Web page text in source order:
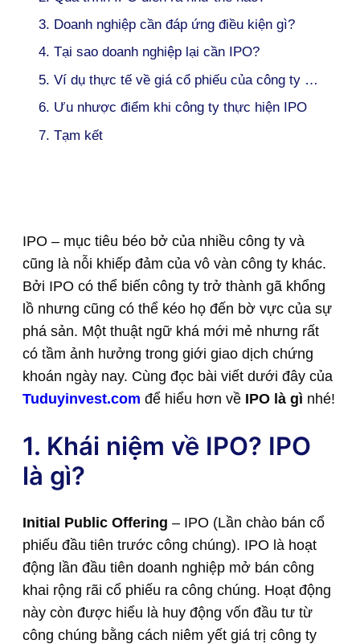
3. Doanh nghiệp cần đáp ứng điều kiện gì?
4. Tại sao doanh nghiệp lại cần IPO?
5. Ví dụ thực tế về giá cổ phiếu của công ty thực hiện IPO tại Mỹ
6. Ưu nhược điểm khi công ty thực hiện IPO
7. Tạm kết
IPO – mục tiêu béo bở của nhiều công ty và
cũng là nỗi khiếp đảm của vô vàn công ty khác.
Bởi IPO có thể biến công ty trở thành gã khổng
lồ nhưng cũng có thể kéo họ đến bờ vực của sự
phá sản. Một thuật ngữ khá mới mẻ nhưng rất
có tầm ảnh hưởng trong giới giao dịch chứng
khoán ngày nay. Cùng đọc bài viết dưới đây của
Tuduyinvest.com để hiểu hơn về IPO là gì nhé!
1. Khái niệm về IPO? IPO
là gì?
Initial Public Offering – IPO (Lần chào bán cổ
phiếu đầu tiên trước công chúng). IPO là hoạt
động lần đầu tiên doanh nghiệp mở bán công
khai rộng rãi cổ phiếu ra công chúng. Hoạt động
này còn được hiểu là huy động vốn đầu tư từ
công chúng bằng cách niêm yết giá trị công ty